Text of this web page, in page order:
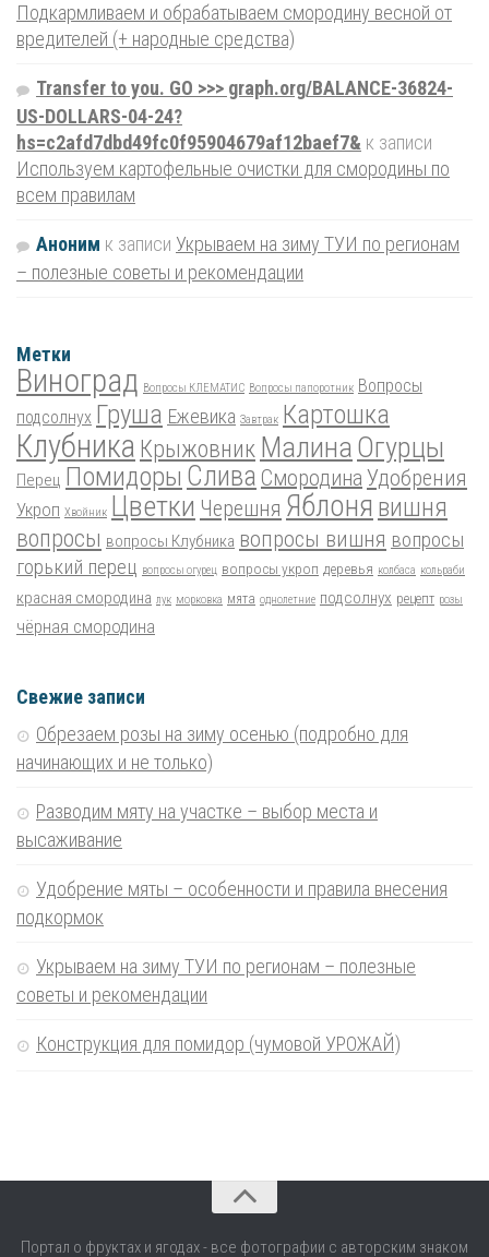
Подкармливаем и обрабатываем смородину весной от
вредителей (+ народные средства)
Transfer to you. GO >>> graph.org/BALANCE-36824-
US-DOLLARS-04-24?
hs=c2afd7dbd49fc0f95904679af12baef7& к записи
Используем картофельные очистки для смородины по
всем правилам
Аноним к записи Укрываем на зиму ТУИ по регионам
– полезные советы и рекомендации
Метки
Виноград Вопросы КЛЕМАТИС Вопросы папоротник Вопросы
подсолнух Груша Ежевика Завтрак Картошка
Клубника Крыжовник Малина Огурцы
Перец Помидоры Слива Смородина Удобрения
Укроп Хвойник Цветки Черешня Яблоня вишня
вопросы вопросы Клубника вопросы вишня вопросы
горький перец вопросы огурец вопросы укроп деревья колбаса кольраби
красная смородина лук морковка мята однолетние подсолнух рецепт розы
чёрная смородина
Свежие записи
Обрезаем розы на зиму осенью (подробно для
начинающих и не только)
Разводим мяту на участке – выбор места и
высаживание
Удобрение мяты – особенности и правила внесения
подкормок
Укрываем на зиму ТУИ по регионам – полезные
советы и рекомендации
Конструкция для помидор (чумовой УРОЖАЙ)
Портал о фруктах и ягодах - все фотографии с авторским знаком